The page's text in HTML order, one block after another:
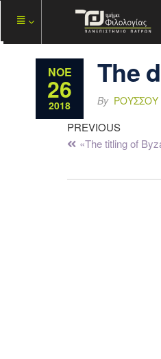
ΝΟΈ
26
2018
The
By
PREVIOUS
«The titling of